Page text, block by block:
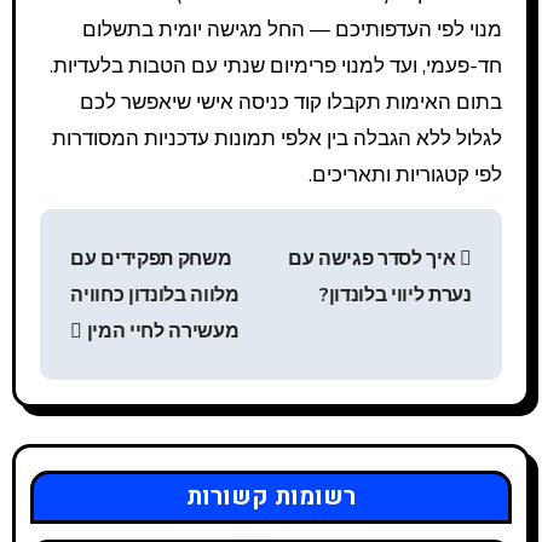
מנוי לפי העדפותיכם — החל מגישה יומית בתשלום
חד-פעמי, ועד למנוי פרימיום שנתי עם הטבות בלעדיות.
בתום האימות תקבלו קוד כניסה אישי שיאפשר לכם
לגלול ללא הגבלה בין אלפי תמונות עדכניות המסודרות
לפי קטגוריות ותאריכים.
Н
и
г
а
ц
איך לסדר פגישה עם
נערת ליווי בלונדון?
משחק תפקידים עם
מלווה בלונדון כחוויה
מעשירה לחיי המין
רשומות קשורות